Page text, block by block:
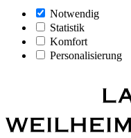
Notwendig
Statistik
Komfort
Personalisierung